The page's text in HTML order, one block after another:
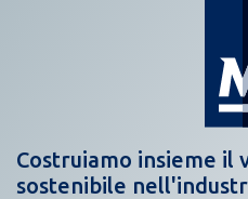
Costruiamo insieme il
sostenibile